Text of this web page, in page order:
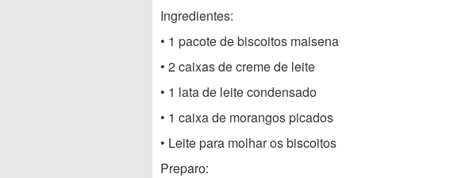
Ingredientes:
• 1 pacote de biscoitos maisena
• 2 caixas de creme de leite
• 1 lata de leite condensado
• 1 caixa de morangos picados
• Leite para molhar os biscoitos
Preparo: